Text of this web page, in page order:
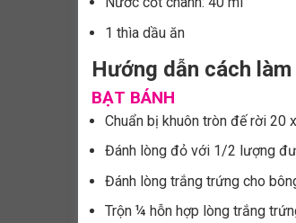
1 thìa dầu ăn
Hướng dẫn cách
BẠT BÁNH
Chuẩn bị khuôn tròn đế rời 20
Đánh lòng đỏ với 1/2 lượng
Đánh lòng trắng trứng cho
Trộn ¼ hỗn hợp lòng trắng